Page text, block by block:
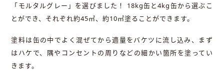
「モルタルグレー」を選びました！ 18kg缶と4kg缶から選ぶこ
とができ、それぞれ約45㎡、約10㎡塗ることができます。
塗料は缶の中でよく混ぜてから適量をバケツに流し込み、まず
はハケで、隅やコンセントの周りなどの細かい箇所を塗ってい
きます。